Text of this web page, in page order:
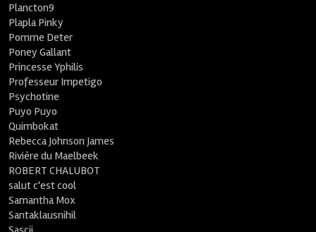
Plancton9
Plapla Pinky
Pomme Deter
Poney Gallant
Princesse Yphilis
Professeur Impetigo
Psychotine
Puyo Puyo
Quimbokat
Rebecca Johnson James
Rivière du Maelbeek
ROBERT CHALUBOT
salut c'est cool
Samantha Mox
Santaklausnihil